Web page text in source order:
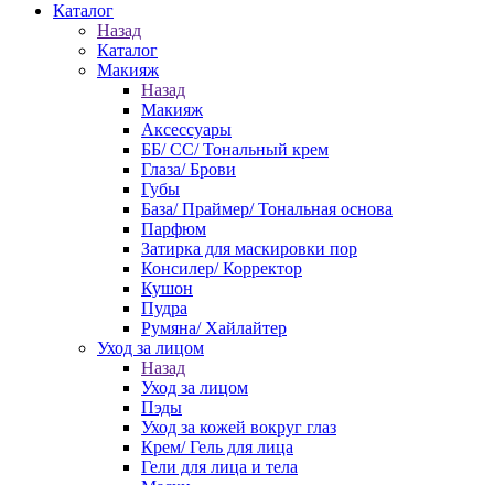
Каталог
Назад
Каталог
Макияж
Назад
Макияж
Аксессуары
ББ/ СС/ Тональный крем
Глаза/ Брови
Губы
База/ Праймер/ Тональная основа
Парфюм
Затирка для маскировки пор
Консилер/ Корректор
Кушон
Пудра
Румяна/ Хайлайтер
Уход за лицом
Назад
Уход за лицом
Пэды
Уход за кожей вокруг глаз
Крем/ Гель для лица
Гели для лица и тела